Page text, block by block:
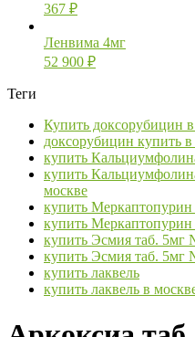
367 ₽
Ленвима 4мг
52 900 ₽
Теги
Купить доксорубицин
доксорубицин купить
купить
купить
москве
купить
купить
купить Эсмия таб. 5мг
купить Эсмия таб. 5мг
купить лаквель
купить лаквель в